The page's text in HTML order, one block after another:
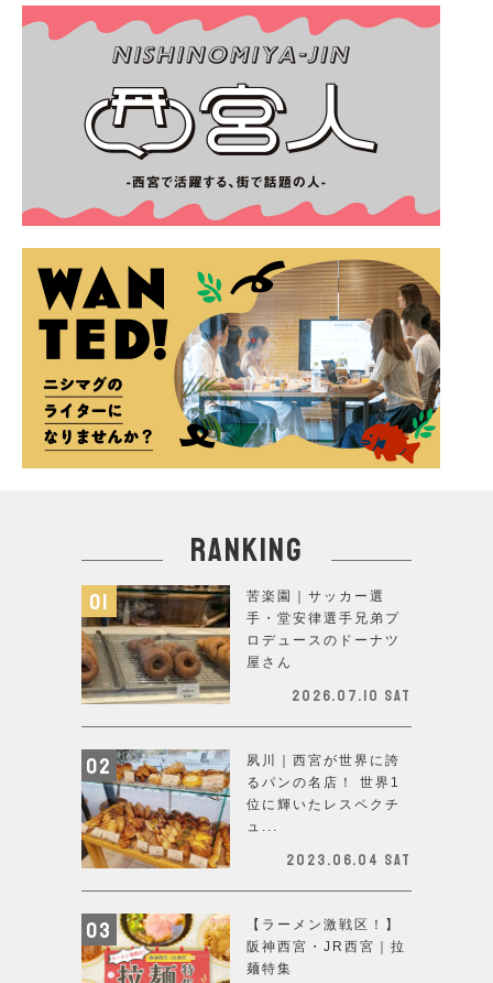
ranking
苦楽園｜サッカー選
手・堂安律選手兄弟プ
ロデュースのドーナツ
屋さん
2026.07.10 Sat
夙川｜西宮が世界に誇
るパンの名店！ 世界1
位に輝いたレスペクチ
ュ...
2023.06.04 Sat
【ラーメン激戦区！】
阪神西宮・JR西宮｜拉
麺特集